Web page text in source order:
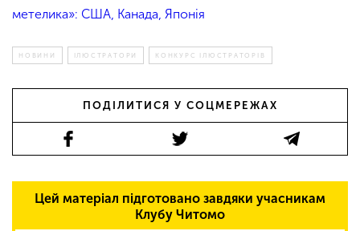
метелика»: США, Канада, Японія
НОВИНИ ІЛЮСТРАТОРИ КОНКУРС ІЛЮСТРАТОРІВ
ПОДІЛИТИСЯ У СОЦМЕРЕЖАХ
Цей матеріал підготовано завдяки учасникам
Клубу Читомо